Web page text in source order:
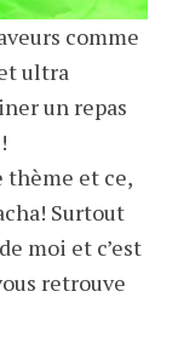
comme
ultra
un repas
thème et ce,
Surtout
moi et c’est
retrouve